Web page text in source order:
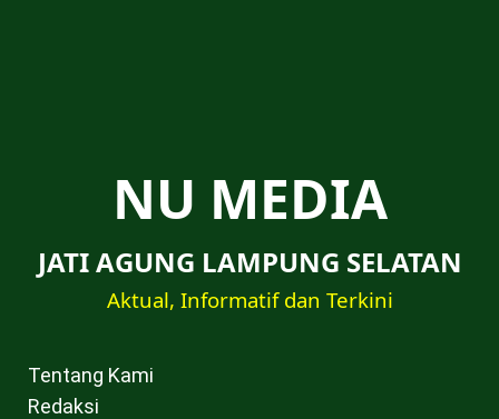
NU MEDIA
JATI AGUNG LAMPUNG SELATAN
Aktual, Informatif dan Terkini
Tentang Kami
Redaksi